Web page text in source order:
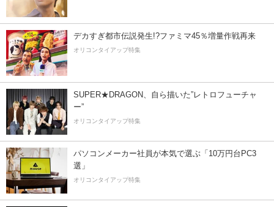
デカすぎ都市伝説発生!?ファミマ45％増量作戦再来
オリコンタイアップ特集
SUPER★DRAGON、自ら描いた”レトロフューチャ
ー”
オリコンタイアップ特集
パソコンメーカー社員が本気で選ぶ「10万円台PC3
選」
オリコンタイアップ特集